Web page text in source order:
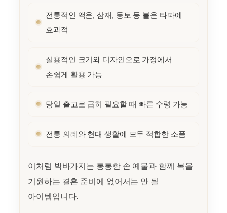
전통적인 액운, 삼재, 동토 등 불운 타파에
효과적
실용적인 크기와 디자인으로 가정에서
손쉽게 활용 가능
당일 출고로 급히 필요할 때 빠른 수령 가능
전통 의례와 현대 생활에 모두 적합한 소품
이처럼 박바가지는 통통한 손 예물과 함께 복을
기원하는 결혼 준비에 없어서는 안 될
아이템입니다.